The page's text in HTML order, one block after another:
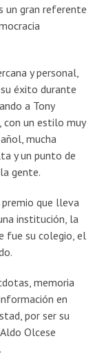
un gran referente
y personal,
éxito durante
a Tony
con un estilo muy
mucha
y un punto de
gente.
que lleva
institución, la
fue su colegio, el
memoria
en
por ser su
Olcese